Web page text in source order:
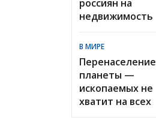
россиян на
недвижимость
В МИРЕ
Перенаселение
планеты —
ископаемых не
хватит на всех